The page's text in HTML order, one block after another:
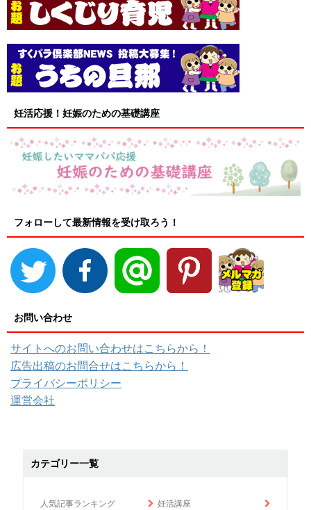
妊活応援！妊娠のための基礎講座
フォローして最新情報を受け取ろう！
お問い合わせ
サイトへのお問い合わせはこちらから！
広告出稿のお問合せはこちらから！
プライバシーポリシー
運営会社
カテゴリー一覧
人気記事ランキング 妊活講座